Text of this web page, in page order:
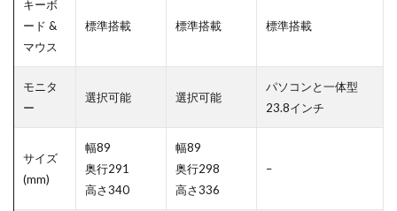
キーボ
ード &
マウス
標準搭載 標準搭載 標準搭載
モニタ
ー
選択可能 選択可能
パソコンと一体型
23.8インチ
サイズ
(mm)
幅89
奥行291
高さ340
幅89
奥行298
高さ336
–